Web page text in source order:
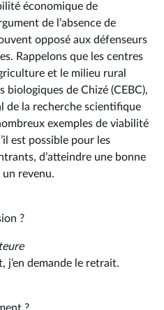
économique de
de l’absence de
opposé aux défenseurs
Rappelons que les centres
et le milieu rural
biologiques de Chizé (CEBC),
de la recherche scientifique
exemples de viabilité
est possible pour les
d’atteindre une bonne
revenu.
?
j’en demande le retrait.